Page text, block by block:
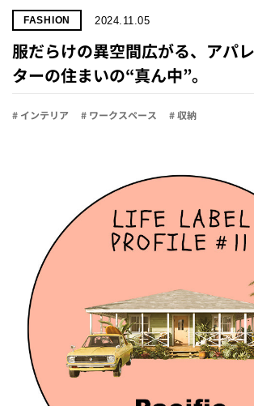
FASHION 2024.11.05
服だらけの異空間広がる、アパ
ターの住まいの“真ん中”。
# インテリア # ワークスペース # 収納